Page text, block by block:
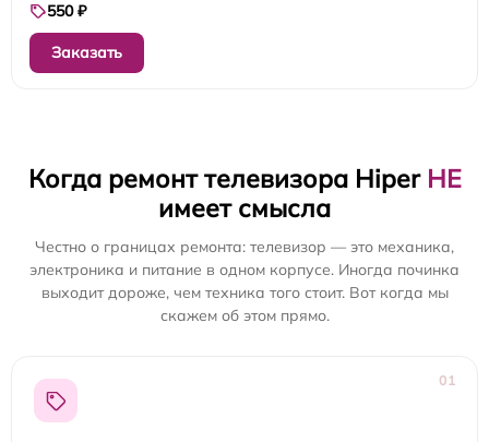
550 ₽
Заказать
Когда ремонт телевизора Hiper НЕ
имеет смысла
Честно о границах ремонта: телевизор — это механика,
электроника и питание в одном корпусе. Иногда починка
выходит дороже, чем техника того стоит. Вот когда мы
скажем об этом прямо.
01